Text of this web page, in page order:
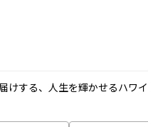
けする、人生を輝かせるハワイ